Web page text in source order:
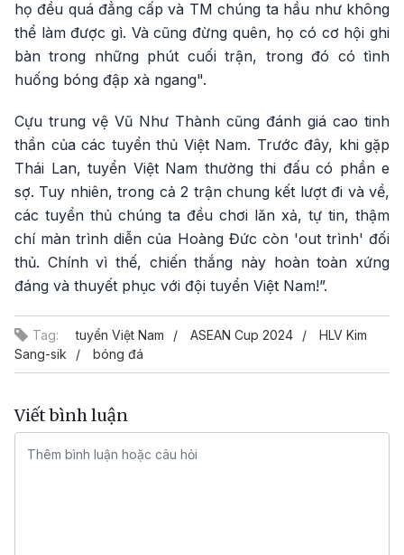
họ đều quá đẳng cấp và TM chúng ta hầu như không
thể làm được gì. Và cũng đừng quên, họ có cơ hội ghi
bàn trong những phút cuối trận, trong đó có tình
huống bóng đập xà ngang".
Cựu trung vệ Vũ Như Thành cũng đánh giá cao tinh
thần của các tuyển thủ Việt Nam. Trước đây, khi gặp
Thái Lan, tuyển Việt Nam thường thi đấu có phần e
sợ. Tuy nhiên, trong cả 2 trận chung kết lượt đi và về,
các tuyển thủ chúng ta đều chơi lăn xả, tự tin, thậm
chí màn trình diễn của Hoàng Đức còn 'out trình' đối
thủ. Chính vì thế, chiến thắng này hoàn toàn xứng
đáng và thuyết phục với đội tuyển Việt Nam!”.
Tag: tuyển Việt Nam ASEAN Cup 2024
HLV Kim
Sang-sik
bóng đá
Viết bình luận